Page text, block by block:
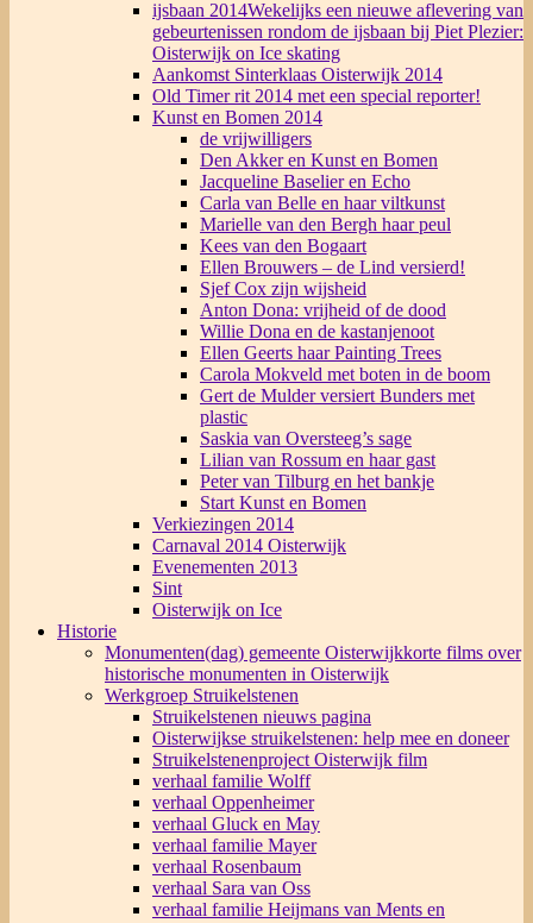
ijsbaan 2014Wekelijks een nieuwe aflevering van
gebeurtenissen rondom de ijsbaan bij Piet Plezier:
Oisterwijk on Ice skating
Aankomst Sinterklaas Oisterwijk 2014
Old Timer rit 2014 met een special reporter!
Kunst en Bomen 2014
de vrijwilligers
Den Akker en Kunst en Bomen
Jacqueline Baselier en Echo
Carla van Belle en haar viltkunst
Marielle van den Bergh haar peul
Kees van den Bogaart
Ellen Brouwers – de Lind versierd!
Sjef Cox zijn wijsheid
Anton Dona: vrijheid of de dood
Willie Dona en de kastanjenoot
Ellen Geerts haar Painting Trees
Carola Mokveld met boten in de boom
Gert de Mulder versiert Bunders met
plastic
Saskia van Oversteeg’s sage
Lilian van Rossum en haar gast
Peter van Tilburg en het bankje
Start Kunst en Bomen
Verkiezingen 2014
Carnaval 2014 Oisterwijk
Evenementen 2013
Sint
Oisterwijk on Ice
Historie
Monumenten(dag) gemeente Oisterwijkkorte films over
historische monumenten in Oisterwijk
Werkgroep Struikelstenen
Struikelstenen nieuws pagina
Oisterwijkse struikelstenen: help mee en doneer
Struikelstenenproject Oisterwijk film
verhaal familie Wolff
verhaal Oppenheimer
verhaal Gluck en May
verhaal familie Mayer
verhaal Rosenbaum
verhaal Sara van Oss
verhaal familie Heijmans van Ments en